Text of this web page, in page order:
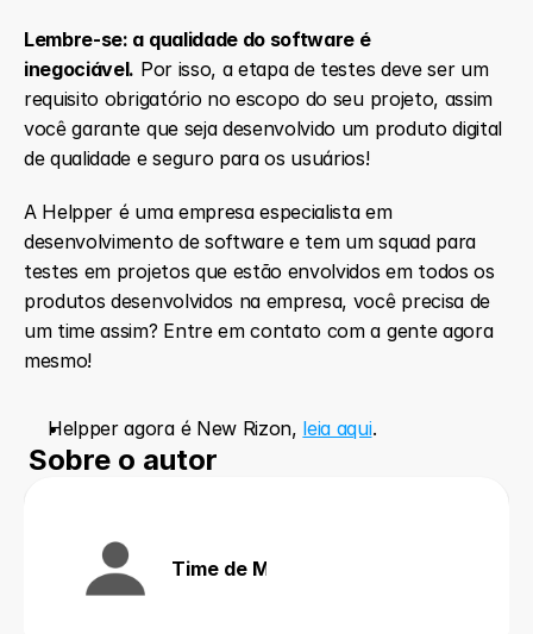
Lembre-se: a qualidade do software é
inegociável. Por isso, a etapa de testes deve ser um
requisito obrigatório no escopo do seu projeto, assim
você garante que seja desenvolvido um produto digital
de qualidade e seguro para os usuários!
A Helpper é uma empresa especialista em
desenvolvimento de software e tem um squad para
testes em projetos que estão envolvidos em todos os
produtos desenvolvidos na empresa, você precisa de
um time assim? Entre em contato com a gente agora
mesmo!
Helpper agora é New Rizon, leia aqui.
Sobre o autor
Time de Marketing